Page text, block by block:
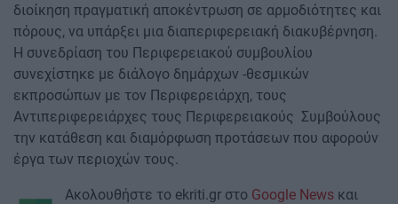
διοίκηση πραγματική αποκέντρωση σε αρμοδιότητες και
πόρους, να υπάρξει μια διαπεριφερειακή διακυβέρνηση.
Η συνεδρίαση του Περιφερειακού συμβουλίου
συνεχίστηκε με διάλογο δημάρχων -θεσμικών
εκπροσώπων με τον Περιφερειάρχη, τους
Αντιπεριφερειάρχες τους Περιφερειακούς Συμβούλους
την κατάθεση και διαμόρφωση προτάσεων που αφορούν
έργα των περιοχών τους.
Ακολουθήστε το ekriti.gr στο Google News